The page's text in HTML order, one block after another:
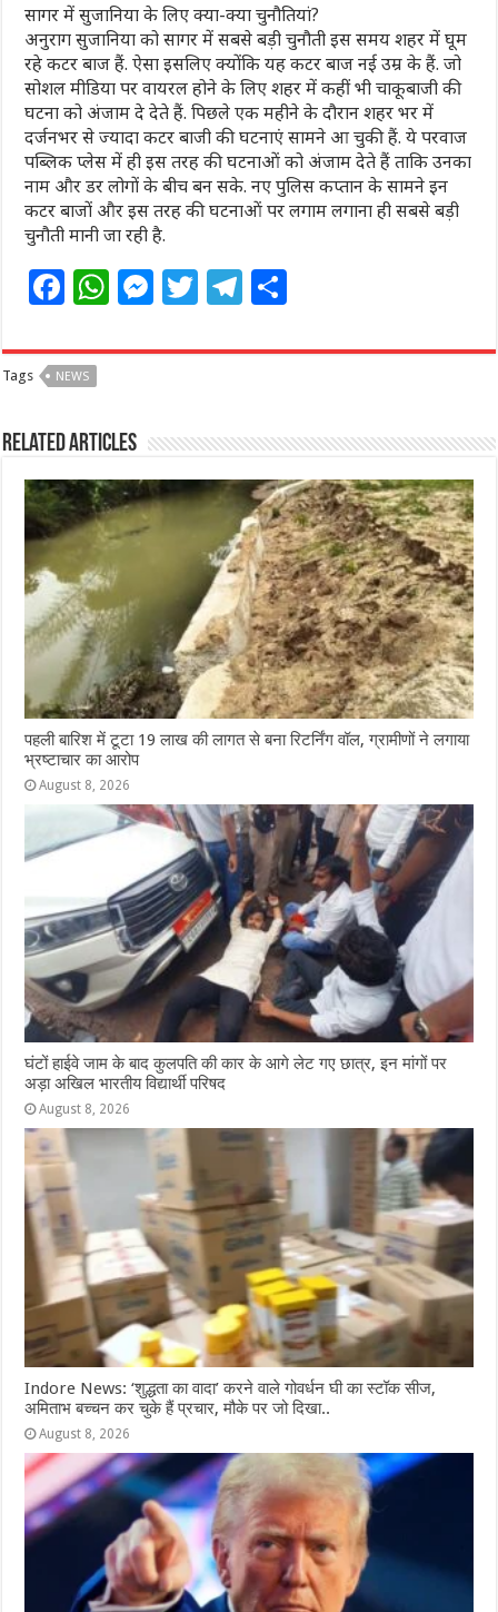
सागर में सुजानिया के लिए क्‍या-क्‍या चुनौतियां?
अनुराग सुजानिया को सागर में सबसे बड़ी चुनौती इस समय शहर में घूम
रहे कटर बाज हैं. ऐसा इसलिए क्योंकि यह कटर बाज नई उम्र के हैं. जो
सोशल मीडिया पर वायरल होने के लिए शहर में कहीं भी चाकूबाजी की
घटना को अंजाम दे देते हैं. पिछले एक महीने के दौरान शहर भर में
दर्जनभर से ज्यादा कटर बाजी की घटनाएं सामने आ चुकी हैं. ये परवाज
पब्‍ल‍िक प्‍लेस में ही इस तरह की घटनाओं को अंजाम देते हैं ताकि उनका
नाम और डर लोगों के बीच बन सके. नए पुलिस कप्तान के सामने इन
कटर बाजों और इस तरह की घटनाओं पर लगाम लगाना ही सबसे बड़ी
चुनौती मानी जा रही है.
F
c
e
b
o
o
k
W
at
A
p
p
M
ss
n
g
e
r
T
itt
r
T
e
ra
m
ar
Tags NEWS
Related Articles
पहली बारिश में टूटा 19 लाख की लागत से बना रिटर्निंग वॉल, ग्रामीणों ने लगाया
भ्रष्टाचार का आरोप
August 8, 2026
घंटों हाईवे जाम के बाद कुलपति की कार के आगे लेट गए छात्र, इन मांगों पर
अड़ा अखिल भारतीय विद्यार्थी परिषद
August 8, 2026
Indore News: ‘शुद्धता का वादा’ करने वाले गोवर्धन घी का स्टॉक सीज,
अमिताभ बच्चन कर चुके हैं प्रचार, मौके पर जो दिखा..
August 8, 2026